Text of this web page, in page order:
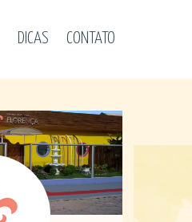
DICAS CONTATO